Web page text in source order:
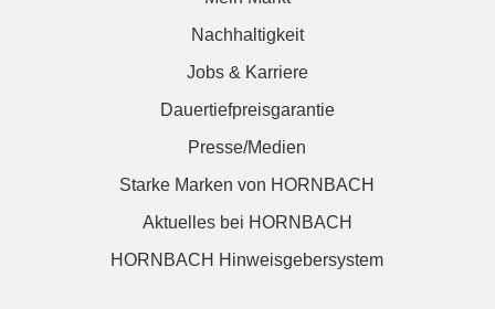
Nachhaltigkeit
Jobs & Karriere
Dauertiefpreisgarantie
Presse/Medien
Starke Marken von HORNBACH
Aktuelles bei HORNBACH
HORNBACH Hinweisgebersystem